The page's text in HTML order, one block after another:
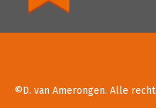
©D. van Amerongen. Alle